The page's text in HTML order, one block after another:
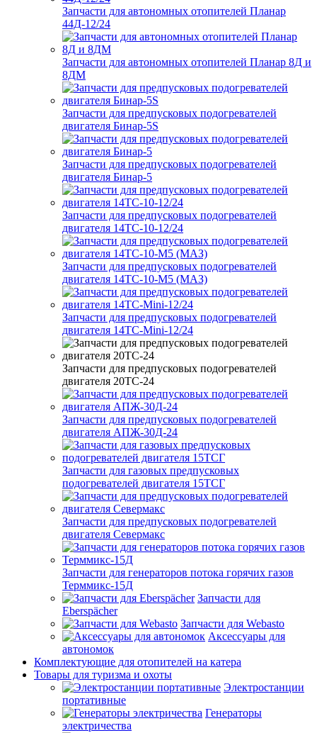
Запчасти для автономных отопителей Планар
44Д-12/24
Запчасти для автономных отопителей Планар 8Д и
8ДМ
Запчасти для предпусковых подогревателей
двигателя Бинар-5S
Запчасти для предпусковых подогревателей
двигателя Бинар-5
Запчасти для предпусковых подогревателей
двигателя 14ТС-10-12/24
Запчасти для предпусковых подогревателей
двигателя 14ТС-10-М5 (МАЗ)
Запчасти для предпусковых подогревателей
двигателя 14ТС-Mini-12/24
Запчасти для предпусковых подогревателей
двигателя 20ТС-24
Запчасти для предпусковых подогревателей
двигателя АПЖ-30Д-24
Запчасти для газовых предпусковых
подогревателей двигателя 15ТСГ
Запчасти для предпусковых подогревателей
двигателя Севермакс
Запчасти для генераторов потока горячих газов
Терммикс-15Д
Запчасти для
Eberspächer
Запчасти для Webasto
Аксессуары для
автономок
Комплектующие для отопителей на катера
Товары для туризма и охоты
Электростанции
портативные
Генераторы
электричества